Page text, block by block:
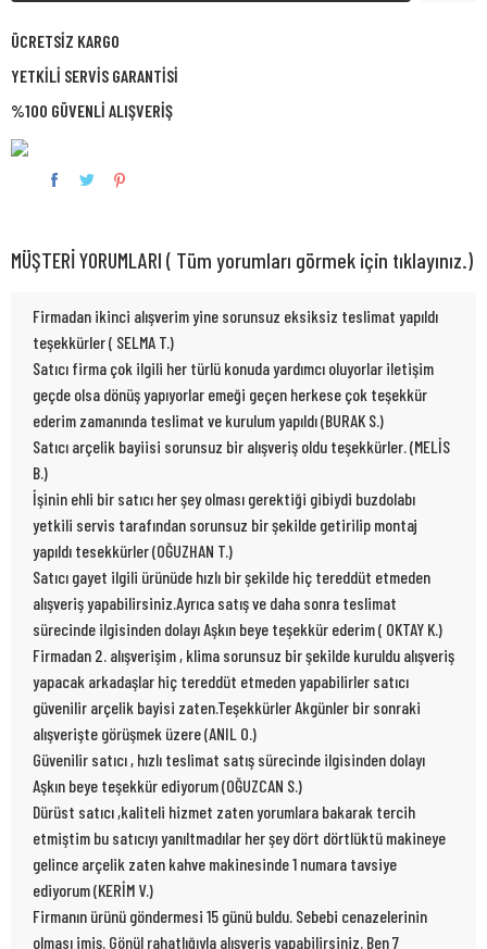
ÜCRETSİZ KARGO
YETKİLİ SERVİS GARANTİSİ
%100 GÜVENLİ ALIŞVERİŞ
MÜŞTERİ YORUMLARI ( Tüm yorumları görmek için tıklayınız.)
Firmadan ikinci alışverim yine sorunsuz eksiksiz teslimat yapıldı
teşekkürler ( SELMA T.)
Satıcı firma çok ilgili her türlü konuda yardımcı oluyorlar iletişim
geçde olsa dönüş yapıyorlar emeği geçen herkese çok teşekkür
ederim zamanında teslimat ve kurulum yapıldı (BURAK S.)
Satıcı arçelik bayiisi sorunsuz bir alışveriş oldu teşekkürler. (MELİS
B.)
İşinin ehli bir satıcı her şey olması gerektiği gibiydi buzdolabı
yetkili servis tarafından sorunsuz bir şekilde getirilip montaj
yapıldı tesekkürler (OĞUZHAN T.)
Satıcı gayet ilgili ürünüde hızlı bir şekilde hiç tereddüt etmeden
alışveriş yapabilirsiniz.Ayrıca satış ve daha sonra teslimat
sürecinde ilgisinden dolayı Aşkın beye teşekkür ederim ( OKTAY K.)
Firmadan 2. alışverişim , klima sorunsuz bir şekilde kuruldu alışveriş
yapacak arkadaşlar hiç tereddüt etmeden yapabilirler satıcı
güvenilir arçelik bayisi zaten.Teşekkürler Akgünler bir sonraki
alışverişte görüşmek üzere (ANIL O.)
Güvenilir satıcı , hızlı teslimat satış sürecinde ilgisinden dolayı
Aşkın beye teşekkür ediyorum (OĞUZCAN S.)
Dürüst satıcı ,kaliteli hizmet zaten yorumlara bakarak tercih
etmiştim bu satıcıyı yanıltmadılar her şey dört dörtlüktü makineye
gelince arçelik zaten kahve makinesinde 1 numara tavsiye
ediyorum (KERİM V.)
Firmanın ürünü göndermesi 15 günü buldu. Sebebi cenazelerinin
olması imiş. Gönül rahatlığıyla alışveriş yapabilirsiniz. Ben 7